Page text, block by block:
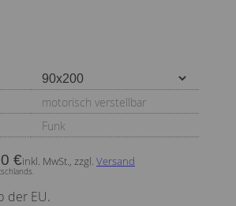
motorisch verstellbar
Funk
€inkl. MwSt., zzgl. Versand
der EU.